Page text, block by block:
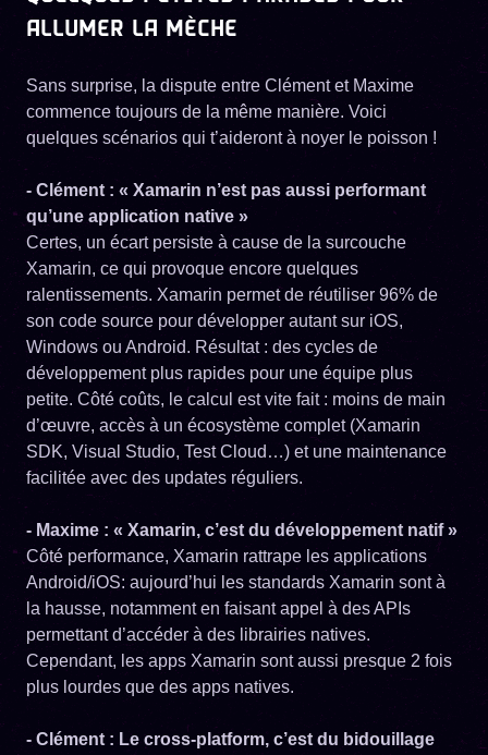
ALLUMER LA MÈCHE
Sans surprise, la dispute entre Clément et Maxime
commence toujours de la même manière. Voici
quelques scénarios qui t’aideront à noyer le poisson !
- Clément : « Xamarin n’est pas aussi performant
qu’une application native »
Certes, un écart persiste à cause de la surcouche
Xamarin, ce qui provoque encore quelques
ralentissements. Xamarin permet de réutiliser 96% de
son code source pour développer autant sur iOS,
Windows ou Android. Résultat : des cycles de
développement plus rapides pour une équipe plus
petite. Côté coûts, le calcul est vite fait : moins de main
d’œuvre, accès à un écosystème complet (Xamarin
SDK, Visual Studio, Test Cloud…) et une maintenance
facilitée avec des updates réguliers.
- Maxime : « Xamarin, c’est du développement natif »
Côté performance, Xamarin rattrape les applications
Android/iOS: aujourd’hui les standards Xamarin sont à
la hausse, notamment en faisant appel à des APIs
permettant d’accéder à des librairies natives.
Cependant, les apps Xamarin sont aussi presque 2 fois
plus lourdes que des apps natives.
- Clément : Le cross-platform, c’est du bidouillage